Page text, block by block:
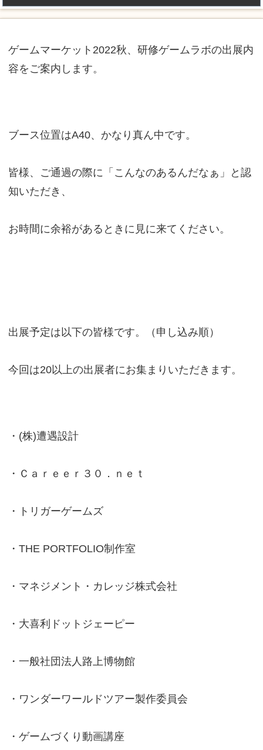
ゲームマーケット2022秋、研修ゲームラボの出展内
容をご案内します。
ブース位置はA40、かなり真ん中です。
皆様、ご通過の際に「こんなのあるんだなぁ」と認
知いただき、
お時間に余裕があるときに見に来てください。
出展予定は以下の皆様です。（申し込み順）
今回は20以上の出展者にお集まりいただきます。
・(株)遭遇設計
・Ｃａｒｅｅｒ３０．ｎｅｔ
・トリガーゲームズ
・THE PORTFOLIO制作室
・マネジメント・カレッジ株式会社
・大喜利ドットジェーピー
・一般社団法人路上博物館
・ワンダーワールドツアー製作委員会
・ゲームづくり動画講座